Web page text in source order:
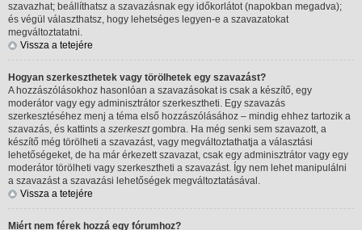
szavazhat; beállíthatsz a szavazásnak egy időkorlátot (napokban megadva);
és végül választhatsz, hogy lehetséges legyen-e a szavazatokat
megváltoztatatni.
Vissza a tetejére
Hogyan szerkeszthetek vagy törölhetek egy szavazást?
A hozzászólásokhoz hasonlóan a szavazásokat is csak a készítő, egy
moderátor vagy egy adminisztrátor szerkesztheti. Egy szavazás
szerkesztéséhez menj a téma első hozzászólásához – mindig ehhez tartozik a
szavazás, és kattints a szerkesztgombra. Ha még senki sem szavazott, a
készítő még törölheti a szavazást, vagy megváltoztathatja a választási
lehetőségeket, de ha már érkezett szavazat, csak egy adminisztrátor vagy egy
moderátor törölheti vagy szerkesztheti a szavazást. Így nem lehet manipulálni
a szavazást a szavazási lehetőségek megváltoztatásával.
Vissza a tetejére
Miért nem férek hozzá egy fórumhoz?